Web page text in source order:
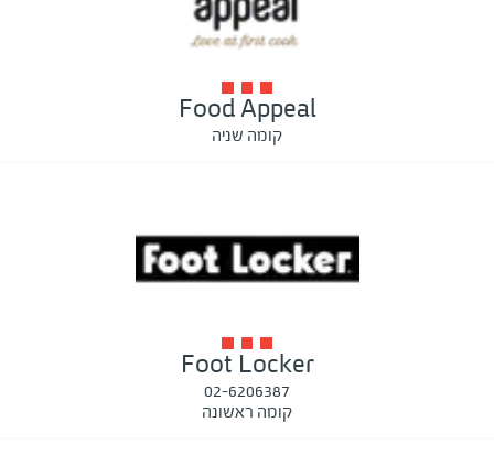
Food Appeal
קומה שניה
Foot Locker
02-6206387
קומה ראשונה